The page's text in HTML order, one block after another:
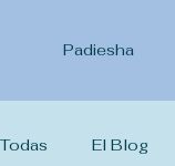
Padiesha
Todas El Blog